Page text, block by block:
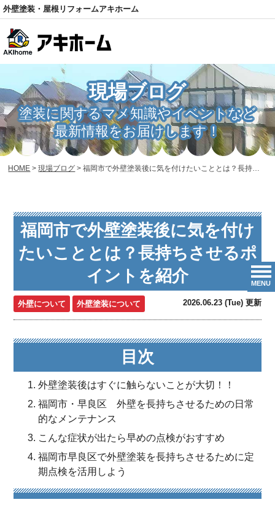
外壁塗装・屋根リフォームアキホーム
電話
MENU
現場ブログ
塗装に関するマメ知識やイベントなど
最新情報をお届けします！
HOME >現場ブログ >福岡市で外壁塗装後に気を付けたいこととは？長持ちさせるポイントを紹介
福岡市で外壁塗装後に気を付け
たいこととは？長持ちさせるポ
イントを紹介
外壁について 外壁塗装について 2026.06.23 (Tue) 更新
目次
外壁塗装後はすぐに触らないことが大切！！
福岡市・早良区 外壁を長持ちさせるための日常
的なメンテナンス
こんな症状が出たら早めの点検がおすすめ
福岡市早良区で外壁塗装を長持ちさせるために定
期点検を活用しよう